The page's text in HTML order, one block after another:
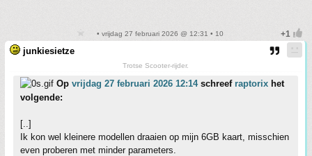
• vrijdag 27 februari 2026 @ 12:31 • 10
junkiesietze
Trotse Scooter-rijder.
Op vrijdag 27 februari 2026 12:14schreef raptorix het
volgende:
[..]
Ik kon wel kleinere modellen draaien op mijn 6GB kaart, misschien
even proberen met minder parameters.